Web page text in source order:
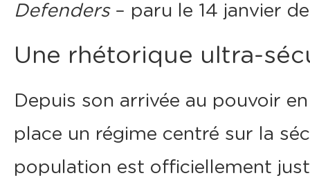
Defenders– paru le 14 janvier
Une rhétorique ultra-
Depuis son arrivée au pouvoir
place un régime centré sur la
population est officiellement